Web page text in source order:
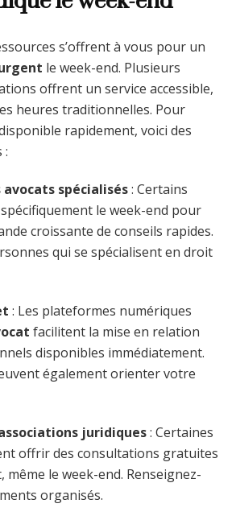
s’offrent à vous pour un
le week-end. Plusieurs
offrent un service accessible,
heures traditionnelles. Pour
rapidement, voici des
:
avocats spécialisés: Certains
le week-end pour
croissante de conseils rapides.
qui se spécialisent en droit
: Les plateformes numériques
facilitent la mise en relation
disponibles immédiatement.
également orienter votre
juridiques: Certaines
offrir des consultations gratuites
le week-end. Renseignez-
organisés.